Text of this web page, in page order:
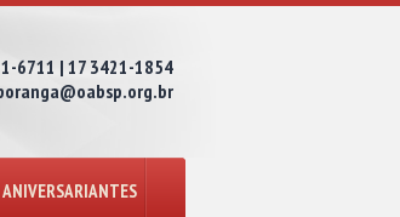
6711 | 17 3421-1854
ANIVERSARIANTES